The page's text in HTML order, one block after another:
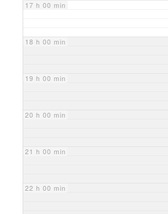
17 h 00 min
18 h 00 min
19 h 00 min
20 h 00 min
21 h 00 min
22 h 00 min